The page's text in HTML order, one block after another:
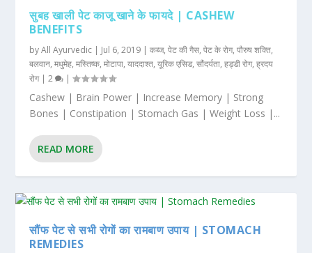
सुबह खाली पेट काजू खाने के फायदे | CASHEW
BENEFITS
byAll Ayurvedic | Jul 6, 2019 |कब्ज,पेट की गैस,पेट के रोग,पौरुष शक्ति,
बलवान,मधुमेह,मस्तिष्क,मोटापा,याददाश्त,यूरिक एसिड,सौंदर्यता,हड्डी रोग,ह्रदय
रोग|2 |
Cashew | Brain Power | Increase Memory | Strong
Bones | Constipation | Stomach Gas | Weight Loss |...
READ MORE
सौंफ पेट से सभी रोगों का रामबाण उपाय | STOMACH
REMEDIES